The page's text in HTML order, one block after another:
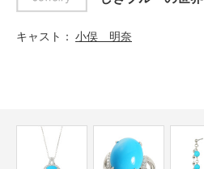
キャスト 小俣 明奈